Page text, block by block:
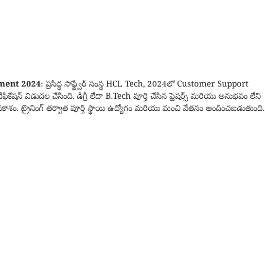
2024: ప్రసిద్ధ సాఫ్ట్వేర్ సంస్థ HCL Tech, 2024లో Customer Support
విడుదల చేసింది. డిగ్రీ లేదా B.Tech పూర్తి చేసిన ఫ్రెషర్స్ మరియు అనుభవం లేని
ట్రైనింగ్ తర్వాత పూర్తి స్థాయి ఉద్యోగం మరియు మంచి వేతనం అందించబడుతుంది.